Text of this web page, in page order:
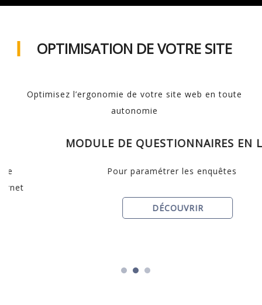
OPTIMISATION DE VOTRE SITE
Optimisez l’ergonomie de votre site web en toute
autonomie
MODULE DE QUESTIONNAIRES EN LIGNE
Pour paramétrer les enquêtes
DÉCOUVRIR